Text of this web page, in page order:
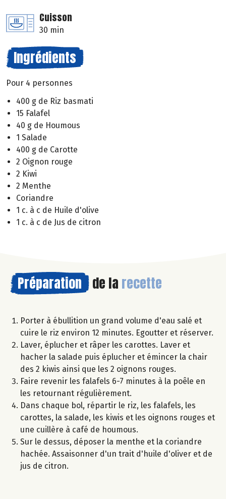
Cuisson
30 min
Ingrédients
Pour 4 personnes
400 g de Riz basmati
15 Falafel
40 g de Houmous
1 Salade
400 g de Carotte
2 Oignon rouge
2 Kiwi
2 Menthe
Coriandre
1 c. à c de Huile d'olive
1 c. à c de Jus de citron
Préparation de la recette
Porter à ébullition un grand volume d'eau salé et
cuire le riz environ 12 minutes. Egoutter et réserver.
Laver, éplucher et râper les carottes. Laver et
hacher la salade puis éplucher et émincer la chair
des 2 kiwis ainsi que les 2 oignons rouges.
Faire revenir les falafels 6-7 minutes à la poêle en
les retournant régulièrement.
Dans chaque bol, répartir le riz, les falafels, les
carottes, la salade, les kiwis et les oignons rouges et
une cuillère à café de houmous.
Sur le dessus, déposer la menthe et la coriandre
hachée. Assaisonner d'un trait d'huile d'oliver et de
jus de citron.